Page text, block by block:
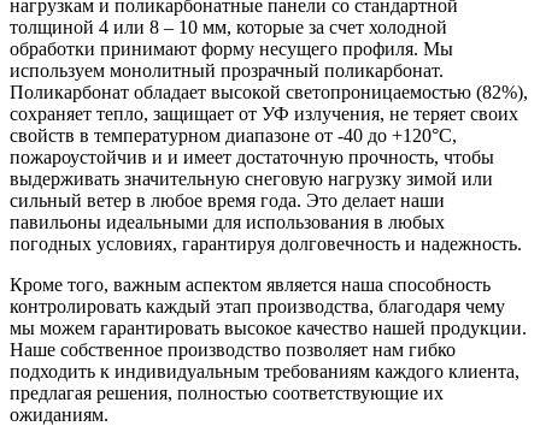
нагрузкам и поликарбонатные панели со стандартной
толщиной 4 или 8 – 10 мм, которые за счет холодной
обработки принимают форму несущего профиля. Мы
используем монолитный прозрачный поликарбонат.
Поликарбонат обладает высокой светопроницаемостью (82%),
сохраняет тепло, защищает от УФ излучения, не теряет своих
свойств в температурном диапазоне от -40 до +120°С,
пожароустойчив и и имеет достаточную прочность, чтобы
выдерживать значительную снеговую нагрузку зимой или
сильный ветер в любое время года. Это делает наши
павильоны идеальными для использования в любых
погодных условиях, гарантируя долговечность и надежность.
Кроме того, важным аспектом является наша способность
контролировать каждый этап производства, благодаря чему
мы можем гарантировать высокое качество нашей продукции.
Наше собственное производство позволяет нам гибко
подходить к индивидуальным требованиям каждого клиента,
предлагая решения, полностью соответствующие их
ожиданиям.